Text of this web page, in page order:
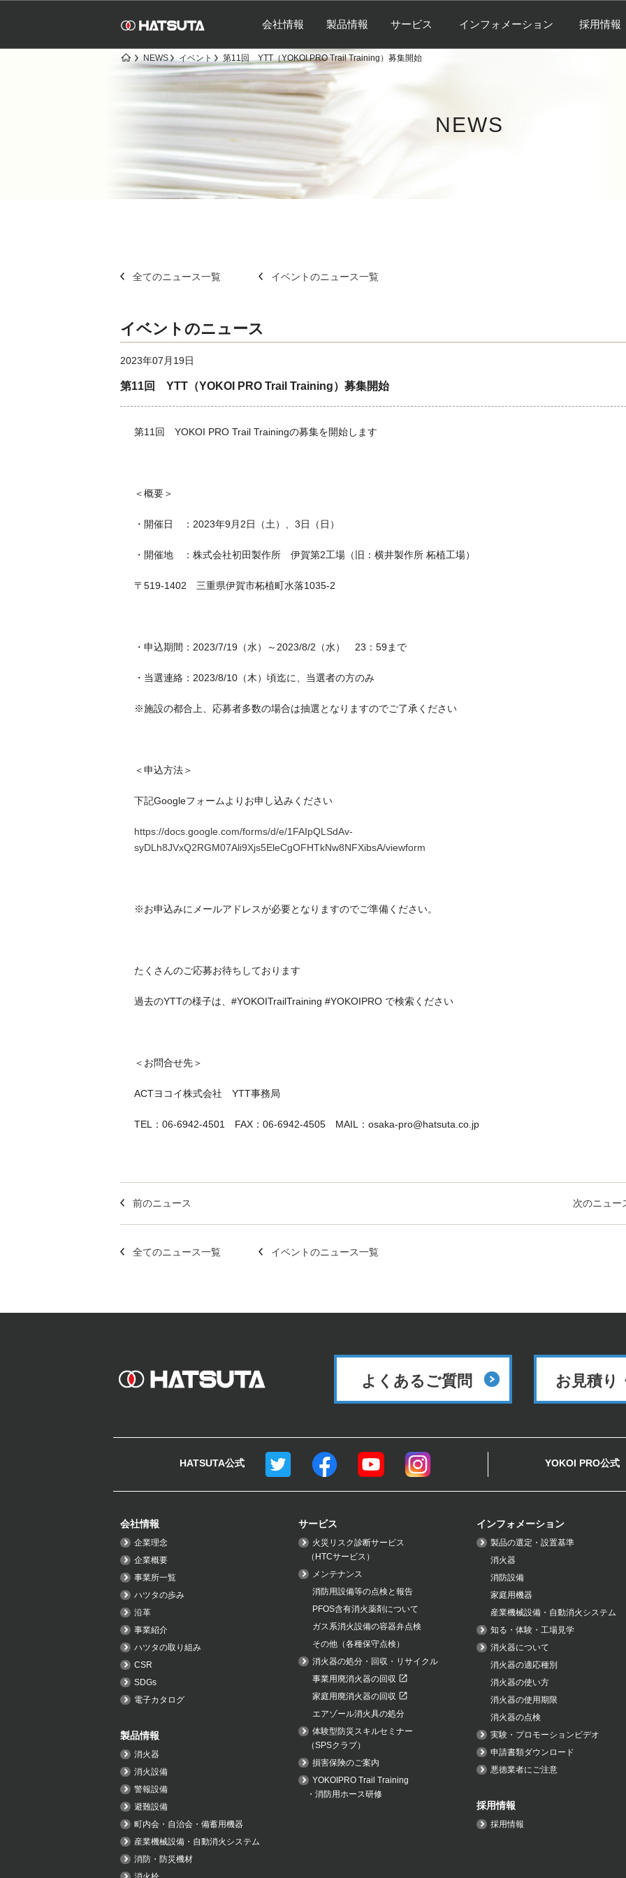
会社情報 製品情報 サービス インフォメーション 採用情報
NEWS イベント 第11回 YTT（YOKOI PRO Trail Training）募集開始
NEWS
全てのニュース一覧 イベントのニュース一覧
イベントのニュース
2023年07月19日
第11回 YTT（YOKOI PRO Trail Training）募集開始
第11回 YOKOI PRO Trail Trainingの募集を開始します
＜概要＞
・開催日 ：2023年9月2日（土）、3日（日）
・開催地 ：株式会社初田製作所 伊賀第2工場（旧：横井製作所 柘植工場）
〒519-1402 三重県伊賀市柘植町水落1035-2
・申込期間：2023/7/19（水）～2023/8/2（水） 23：59まで
・当選連絡：2023/8/10（木）頃迄に、当選者の方のみ
※施設の都合上、応募者多数の場合は抽選となりますのでご了承ください
＜申込方法＞
下記Googleフォームよりお申し込みください
https://docs.google.com/forms/d/e/1FAIpQLSdAv-
syDLh8JVxQ2RGM07Ali9Xjs5EleCgOFHTkNw8NFXibsA/viewform
※お申込みにメールアドレスが必要となりますのでご準備ください。
たくさんのご応募お待ちしております
過去のYTTの様子は、#YOKOITrailTraining #YOKOIPRO で検索ください
＜お問合せ先＞
ACTヨコイ株式会社 YTT事務局
TEL：06-6942-4501 FAX：06-6942-4505 MAIL：osaka-pro@hatsuta.co.jp
前のニュース 次のニュー
全てのニュース一覧 イベントのニュース一覧
よくあるご質問 お見積り
HATSUTA公式 YOKOI PRO公式
会社情報
企業理念
企業概要
事業所一覧
ハツタの歩み
沿革
事業紹介
ハツタの取り組み
CSR
SDGs
電子カタログ
製品情報
消火器
消火設備
警報設備
避難設備
町内会・自治会・備蓄用機器
産業機械設備・自動消火システム
消防・防災機材
サービス
火災リスク診断サービス
（HTCサービス）
メンテナンス
消防用設備等の点検と報告
PFOS含有消火薬剤について
ガス系消火設備の容器弁点検
その他（各種保守点検）
消火器の処分・回収・リサイクル
事業用廃消火器の回収
家庭用廃消火器の回収
エアゾール消火具の処分
体験型防災スキルセミナー
（SPSクラブ）
損害保険のご案内
YOKOIPRO Trail Training
・消防用ホース研修
インフォメーション
製品の選定・設置基準
消火器
消防設備
家庭用機器
産業機械設備・自動消火システム
知る・体験・工場見学
消火器について
消火器の適応種別
消火器の使い方
消火器の使用期限
消火器の点検
実験・プロモーションビデオ
申請書類ダウンロード
悪徳業者にご注意
採用情報
採用情報